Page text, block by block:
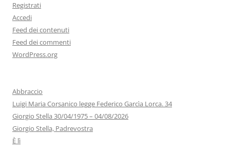
Registrati
Accedi
Feed dei contenuti
Feed dei commenti
WordPress.org
Abbraccio
Luigi Maria Corsanico legge Federico Garcìa Lorca. 34
Giorgio Stella 30/04/1975 – 04/08/2026
Giorgio Stella, Padrevostra
È lì